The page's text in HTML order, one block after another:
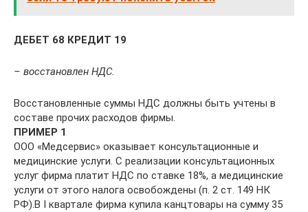
ДЕБЕТ 68 КРЕДИТ 19
– восстановлен НДС.
Восстановленные суммы НДС должны быть учтены в
составе прочих расходов фирмы.
ПРИМЕР 1
ООО «Медсервис» оказывает консультационные и
медицинские услуги. С реализации консультационных
услуг фирма платит НДС по ставке 18%, а медицинские
услуги от этого налога освобождены (п. 2 ст. 149 НК
РФ).В I квартале фирма купила канцтовары на сумму 35